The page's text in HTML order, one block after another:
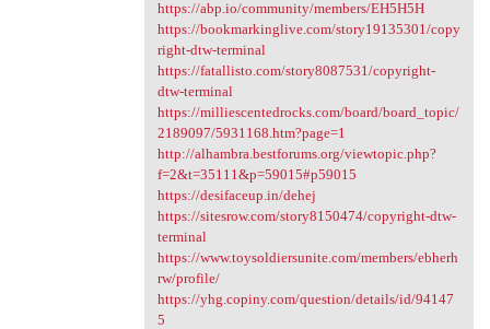
https://abp.io/community/members/EH5H5H
https://bookmarkinglive.com/story19135301/copy
right-dtw-terminal
https://fatallisto.com/story8087531/copyright-
dtw-terminal
https://milliescentedrocks.com/board/board_topic/
2189097/5931168.htm?page=1
http://alhambra.bestforums.org/viewtopic.php?
f=2&t=35111&p=59015#p59015
https://desifaceup.in/dehej
https://sitesrow.com/story8150474/copyright-dtw-
terminal
https://www.toysoldiersunite.com/members/ebherh
rw/profile/
https://yhg.copiny.com/question/details/id/94147
5